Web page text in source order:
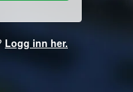
Logg inn her.